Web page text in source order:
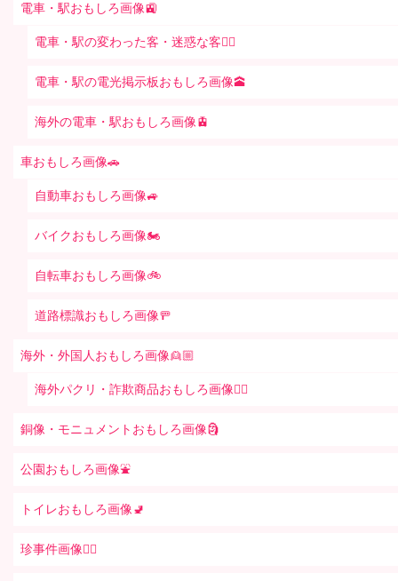
電車・駅おもしろ画像🚉
電車・駅の変わった客・迷惑な客🤦‍♀️
電車・駅の電光掲示板おもしろ画像🕋
海外の電車・駅おもしろ画像🚊
車おもしろ画像🚗
自動車おもしろ画像🚙
バイクおもしろ画像🏍
自転車おもしろ画像🚲
道路標識おもしろ画像🚥
海外・外国人おもしろ画像👱🏼
海外パクリ・詐欺商品おもしろ画像🙅‍♀️
銅像・モニュメントおもしろ画像🗿
公園おもしろ画像⛲️
トイレおもしろ画像🚽
珍事件画像👮‍♂️